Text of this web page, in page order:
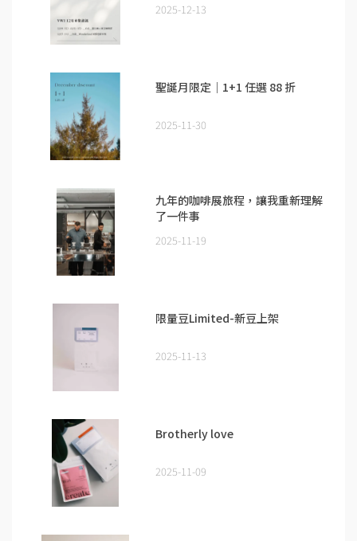
2025-12-13
聖誕月限定｜1+1 任選 88 折
2025-11-30
九年的咖啡展旅程，讓我重新理解
了一件事
2025-11-19
限量豆Limited-新豆上架
2025-11-13
Brotherly love
2025-11-09